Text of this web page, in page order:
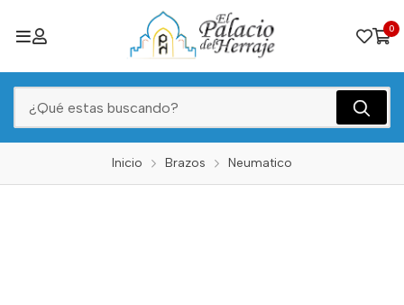
0
Inicio Brazos Neumatico